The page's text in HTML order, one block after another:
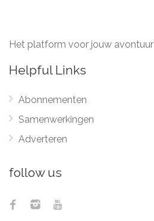
Het platform voor jouw avontuur
Helpful Links
Abonnementen
Samenwerkingen
Adverteren
follow us